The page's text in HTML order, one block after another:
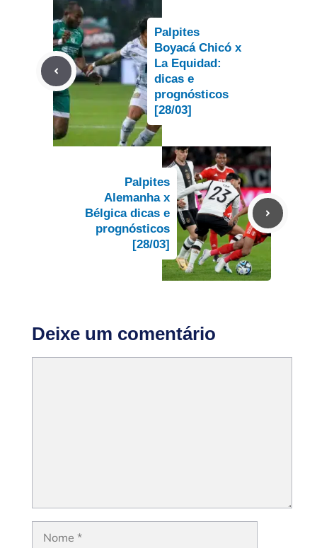
Palpites
Boyacá Chicó x
La Equidad:
dicas e
prognósticos
[28/03]
Palpites
Alemanha x
Bélgica dicas e
prognósticos
[28/03]
Deixe um comentário